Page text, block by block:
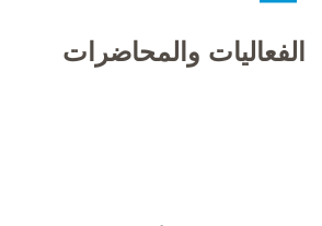
الفعاليات والمحاضرات